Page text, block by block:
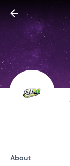
About